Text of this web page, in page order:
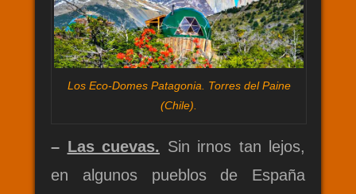
Los Eco-Domes Patagonia. Torres del Paine
(Chile).
– Las cuevas. Sin irnos tan lejos,
en algunos pueblos de España